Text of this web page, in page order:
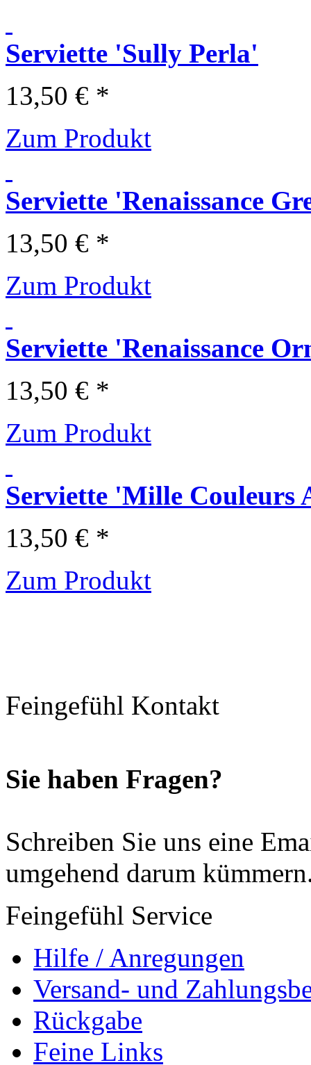
Serviette 'Sully Perla'
13,50 € *
Zum Produkt
Serviette 'Renaissance
13,50 € *
Zum Produkt
Serviette 'Renaissance
13,50 € *
Zum Produkt
Serviette 'Mille Couleurs
13,50 € *
Zum Produkt
Feingefühl Kontakt
Sie haben Fragen?
Schreiben Sie uns eine
umgehend darum
Feingefühl Service
Hilfe / Anregungen
Versand- und
Rückgabe
Feine Links